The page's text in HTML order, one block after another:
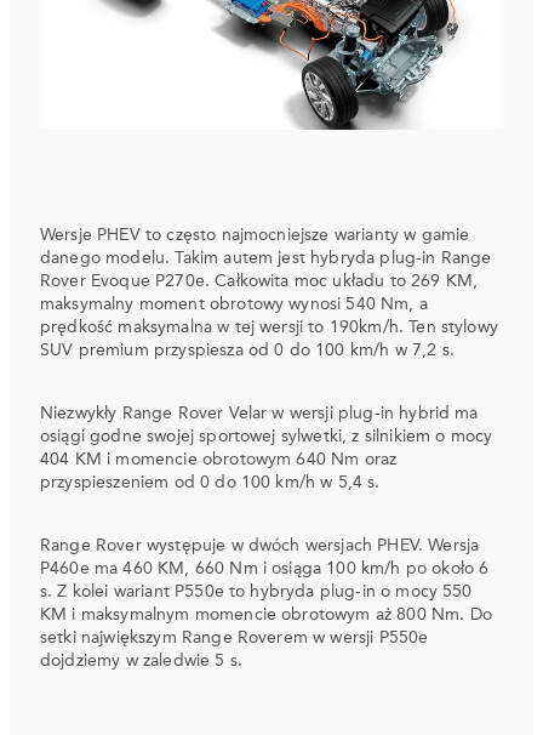
Wersje PHEV to często najmocniejsze warianty w gamie
danego modelu. Takim autem jest hybryda plug-in Range
Rover Evoque P270e. Całkowita moc układu to 269 KM,
maksymalny moment obrotowy wynosi 540 Nm, a
prędkość maksymalna w tej wersji to 190km/h. Ten stylowy
SUV premium przyspiesza od 0 do 100 km/h w 7,2 s.
Niezwykły Range Rover Velar w wersji plug-in hybrid ma
osiągi godne swojej sportowej sylwetki, z silnikiem o mocy
404 KM i momencie obrotowym 640 Nm oraz
przyspieszeniem od 0 do 100 km/h w 5,4 s.
Range Rover występuje w dwóch wersjach PHEV. Wersja
P460e ma 460 KM, 660 Nm i osiąga 100 km/h po około 6
s. Z kolei wariant P550e to hybryda plug-in o mocy 550
KM i maksymalnym momencie obrotowym aż 800 Nm. Do
setki największym Range Roverem w wersji P550e
dojdziemy w zaledwie 5 s.